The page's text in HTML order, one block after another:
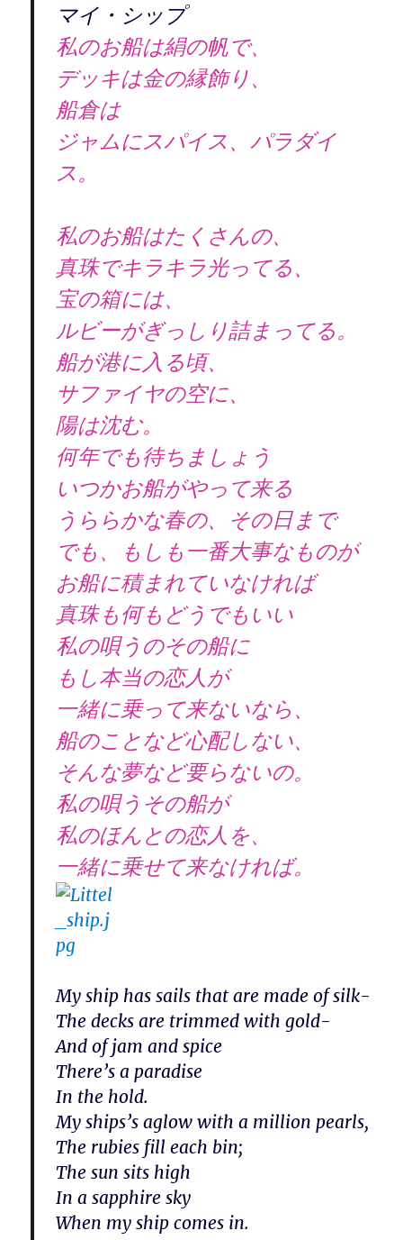
マイ・シップ
私のお船は絹の帆で、
デッキは金の縁飾り、
船倉は
ジャムにスパイス、パラダイ
ス。
私のお船はたくさんの、
真珠でキラキラ光ってる、
宝の箱には、
ルビーがぎっしり詰まってる。
船が港に入る頃、
サファイヤの空に、
陽は沈む。
何年でも待ちましょう
いつかお船がやって来る
うららかな春の、その日まで
でも、もしも一番大事なものが
お船に積まれていなければ
真珠も何もどうでもいい
私の唄うのその船に
もし本当の恋人が
一緒に乗って来ないなら、
船のことなど心配しない、
そんな夢など要らないの。
私の唄うその船が
私のほんとの恋人を、
一緒に乗せて来なければ。
My ship has sails that are made of silk-
The decks are trimmed with gold-
And of jam and spice
There’s a paradise
In the hold.
My ships’s aglow with a million pearls,
The rubies fill each bin;
The sun sits high
In a sapphire sky
When my ship comes in.